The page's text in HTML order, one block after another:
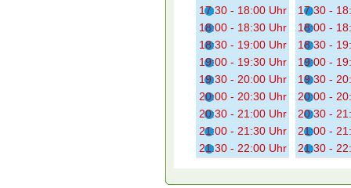
17:30 - 18:00 Uhr
18:00 - 18:30 Uhr
18:30 - 19:00 Uhr
19:00 - 19:30 Uhr
19:30 - 20:00 Uhr
20:00 - 20:30 Uhr
20:30 - 21:00 Uhr
21:00 - 21:30 Uhr
21:30 - 22:00 Uhr
17:30 -
18:00 -
18:30 -
19:00 -
19:30 -
20:00 -
20:30 -
21:00 -
21:30 -